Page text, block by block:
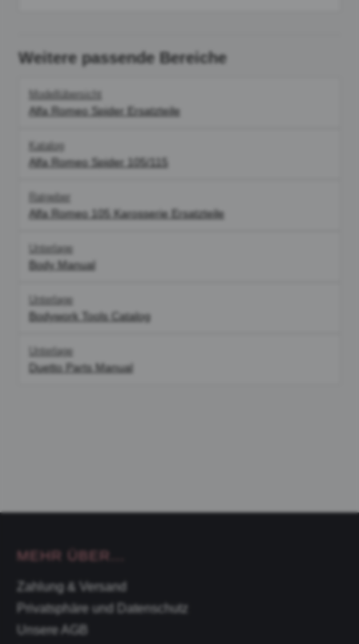
Weitere passende Bereiche
Modellübersicht
Alfa Romeo Spider Ersatzteile
Katalog
Alfa Romeo Spider 105/115
Ratgeber
Alfa Romeo 105 Karosserie Ersatzteile
Unterlage
Body Manual
Unterlage
Bodywork Tools Catalog
Unterlage
Duetto Parts Manual
MEHR ÜBER...
Zahlung & Versand
Privatsphäre und Datenschutz
Unsere AGB